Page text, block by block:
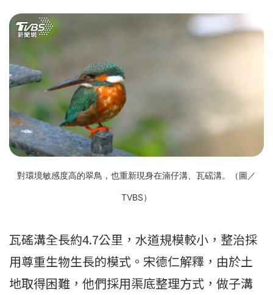
對環境敏感度高的翠鳥，也重新現身在湳仔溝、瓦磘溝。（圖／
TVBS）
瓦磘溝全長約4.7公里，水道規模較小，整治採
用尊重生物生長的模式。宋德仁解釋，由於土
地取得困難，他們採用渠底整理方式，做子溝